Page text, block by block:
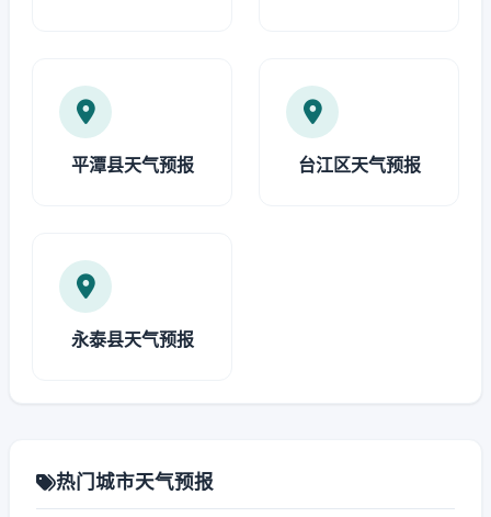
平潭县天气预报 台江区天气预报
永泰县天气预报
热门城市天气预报